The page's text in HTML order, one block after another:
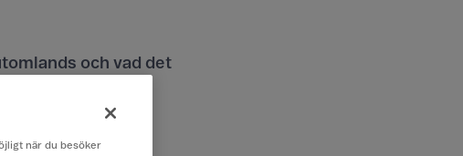
och vad det
när du besöker